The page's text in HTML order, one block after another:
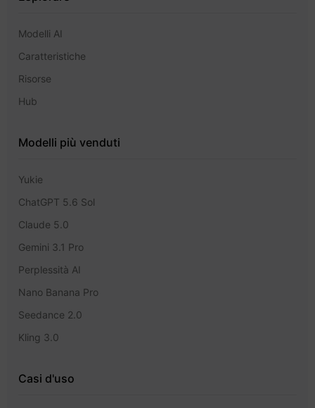
Modelli AI
Caratteristiche
Risorse
Hub
Modelli più venduti
Yukie
ChatGPT 5.6 Sol
Claude 5.0
Gemini 3.1 Pro
Perplessità AI
Nano Banana Pro
Seedance 2.0
Kling 3.0
Casi d'uso